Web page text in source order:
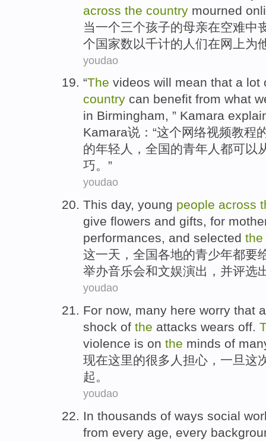
across the country mourned
当一个三个孩子的母亲在空难中
个国家数以千计的 人们在网上为
youdao
“The videos will mean that a lot
country can benefit from what
in Birmingham, ” Kamara
Kamara说：“这个网络视频教程
的年轻人 ， 全国的青年人都可以
巧。”
youdao
This day, young people across
give flowers and gifts, for
performances, and selected the
这一天 ， 全国各地的青少年都要
举办音乐会和文娱演出 ， 并评选
youdao
For now, many here worry that
shock of the attacks wears off.
violence is on the minds of
现在这里的很多 人 担心 ， 一旦 这
起。
youdao
In thousands of ways social
from every age, every